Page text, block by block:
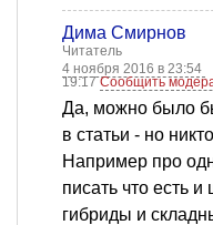
Дима Смирнов
Читатель
4 ноября 2016 в 23:54
19:17Сообщить
Да, можно было
в статьи - но
Например про
писать что есть
гибриды и